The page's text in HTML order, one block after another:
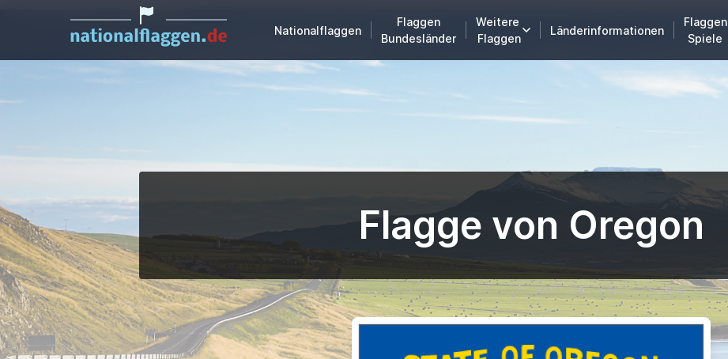
Nationalflaggen
Flaggen
Bundesländer
Weitere
Flaggen
Länderinformationen
Flaggen
Spiele
Flagge von Oregon